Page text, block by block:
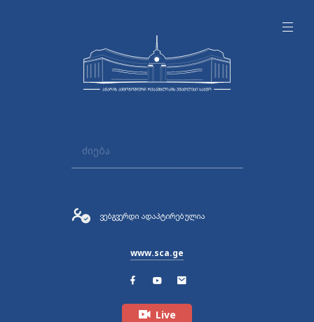
ვებგვერდი ადაპტირებულია
www.sca.ge
Live